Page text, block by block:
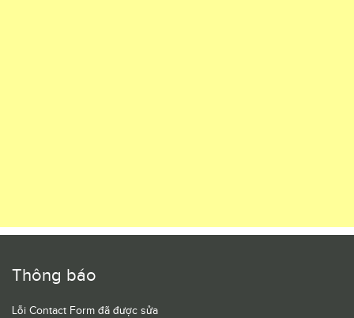
Thông báo
Lỗi Contact Form đã được sửa